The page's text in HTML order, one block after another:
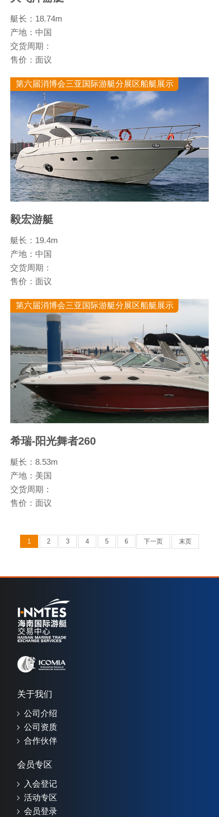
艇长：18.74m
产地：中国
交货周期：
售价：面议
第六届消博会三亚国际游艇分展区船艇展示
毅宏游艇
艇长：19.4m
产地：中国
交货周期：
售价：面议
第六届消博会三亚国际游艇分展区船艇展示
希瑞-阳光舞者260
艇长：8.53m
产地：美国
交货周期：
售价：面议
1 2 3 4 5 6 下一页 末页
关于我们
公司介绍
公司资质
合作伙伴
会员专区
入会登记
活动专区
会员登录